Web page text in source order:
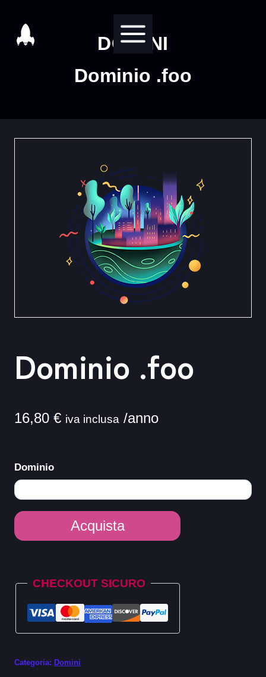
contenuto
DOMINI
Dominio .foo
Dominio .foo
16,80 € iva inclusa /anno
Dominio
Dominio
.foo
Acquista
CHECKOUT SICURO
Categoria: Domini